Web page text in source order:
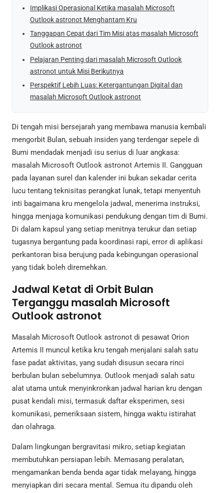
Implikasi Operasional Ketika masalah Microsoft
Outlook astronot Menghantam Kru
Tanggapan Cepat dari Tim Misi atas masalah Microsoft
Outlook astronot
Pelajaran Penting dari masalah Microsoft Outlook
astronot untuk Misi Berikutnya
Perspektif Lebih Luas: Ketergantungan Digital dan
masalah Microsoft Outlook astronot
Di tengah misi bersejarah yang membawa manusia kembali
mengorbit Bulan, sebuah insiden yang terdengar sepele di
Bumi mendadak menjadi isu serius di luar angkasa:
masalah Microsoft Outlook astronot Artemis II. Gangguan
pada layanan surel dan kalender ini bukan sekadar cerita
lucu tentang teknisitas perangkat lunak, tetapi menyentuh
inti bagaimana kru mengelola jadwal, menerima instruksi,
hingga menjaga komunikasi pendukung dengan tim di Bumi.
Di dalam kapsul yang setiap menitnya terukur dan setiap
tugasnya bergantung pada koordinasi rapi, error di aplikasi
perkantoran bisa berujung pada kebingungan operasional
yang tidak boleh diremehkan.
Jadwal Ketat di Orbit Bulan
Terganggu masalah Microsoft
Outlook astronot
Masalah Microsoft Outlook astronot di pesawat Orion
Artemis II muncul ketika kru tengah menjalani salah satu
fase padat aktivitas, yang sudah disusun secara rinci
berbulan bulan sebelumnya. Outlook menjadi salah satu
alat utama untuk menyinkronkan jadwal harian kru dengan
pusat kendali misi, termasuk daftar eksperimen, sesi
komunikasi, pemeriksaan sistem, hingga waktu istirahat
dan olahraga.
Dalam lingkungan bergravitasi mikro, setiap kegiatan
membutuhkan persiapan lebih. Memasang peralatan,
mengamankan benda benda agar tidak melayang, hingga
menyiapkan diri secara mental. Semua itu dipandu oleh